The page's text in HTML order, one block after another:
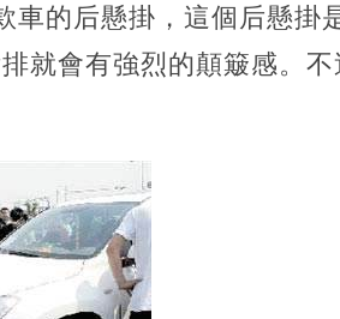
車的后懸掛，這個后懸掛
就會有強烈的顛簸感。